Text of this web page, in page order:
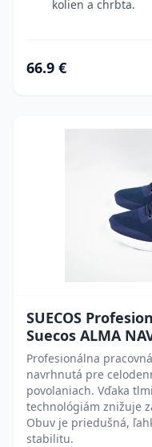
kolien a chrbta.
66.9 €
SUECOS
Suecos ALMA
Profesionálna
navrhnutá pre
povolaniach. Vďaka
technológiám znižuje
Obuv je priedušná,
stabilitu.